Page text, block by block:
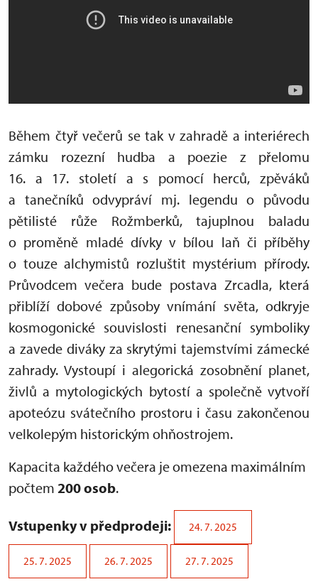
Během čtyř večerů se tak v zahradě a interiérech
zámku rozezní hudba a poezie z přelomu
16. a 17. století a s pomocí herců, zpěváků
a tanečníků odvypráví mj. legendu o původu
pětilisté růže Rožmberků, tajuplnou baladu
o proměně mladé dívky v bílou laň či příběhy
o touze alchymistů rozluštit mystérium přírody.
Průvodcem večera bude postava Zrcadla, která
přiblíží dobové způsoby vnímání světa, odkryje
kosmogonické souvislosti renesanční symboliky
a zavede diváky za skrytými tajemstvími zámecké
zahrady. Vystoupí i alegorická zosobnění planet,
živlů a mytologických bytostí a společně vytvoří
apoteózu svátečního prostoru i času zakončenou
velkolepým historickým ohňostrojem.
Kapacita každého večera je omezena maximálním
počtem 200 osob.
Vstupenky v předprodeji: 24. 7. 2025
25. 7. 2025 26. 7. 2025 27. 7. 2025